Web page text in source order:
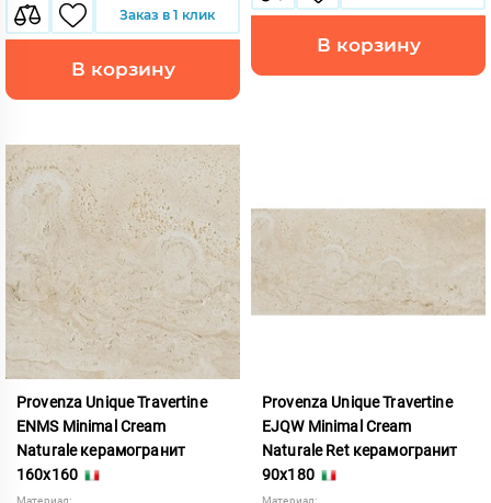
Заказ в 1 клик
В корзину
В корзину
Provenza Unique Travertine
ENMS Minimal Cream
Naturale керамогранит
160x160
Материал:
Provenza Unique Travertine
EJQW Minimal Cream
Naturale Ret керамогранит
90x180
Материал: